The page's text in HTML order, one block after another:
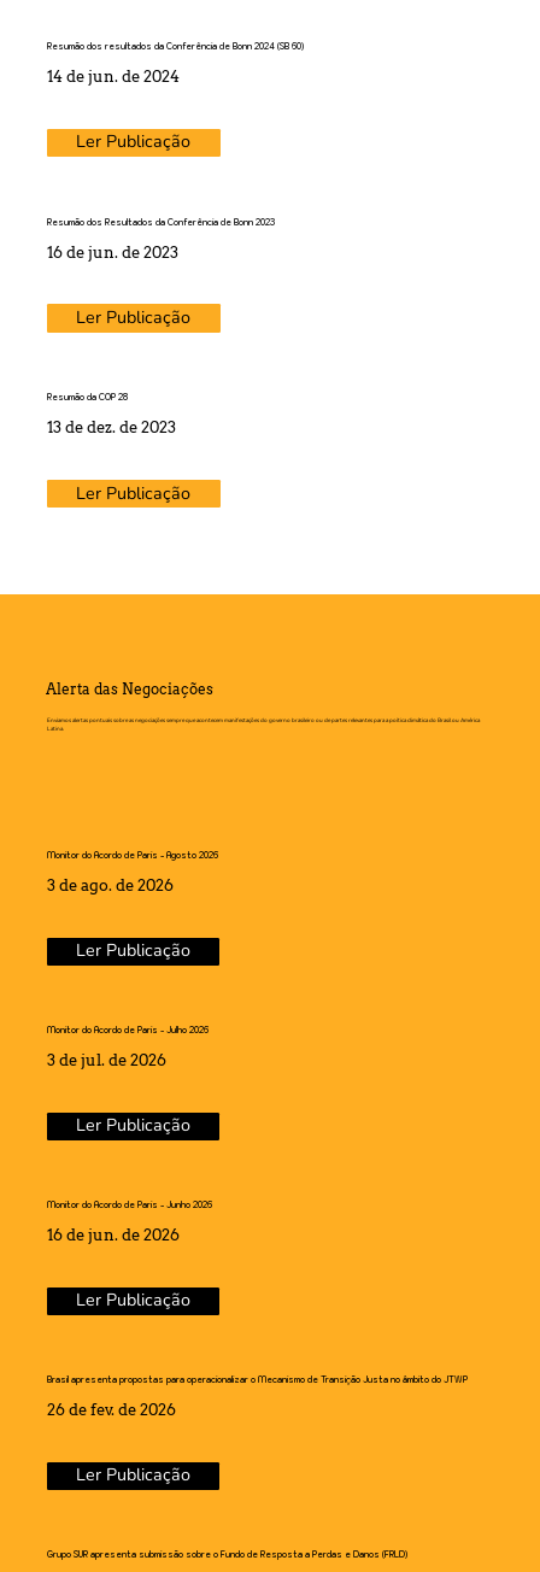
Resumão dos resultados da Conferência de Bonn 2024 (SB 60)
14 de jun. de 2024
Ler Publicação
Resumão dos Resultados da Conferência de Bonn 2023
16 de jun. de 2023
Ler Publicação
Resumão da COP 28
13 de dez. de 2023
Ler Publicação
Alerta das Negociações
Enviamos alertas pontuais sobre as negociações sempre que acontecem manifestações do governo brasileiro ou de partes relevantes para a poítica climática do Brasil ou América
Latina.
Monitor do Acordo de Paris - Agosto 2026
3 de ago. de 2026
Ler Publicação
Monitor do Acordo de Paris - Julho 2026
3 de jul. de 2026
Ler Publicação
Monitor do Acordo de Paris - Junho 2026
16 de jun. de 2026
Ler Publicação
Brasil apresenta propostas para operacionalizar o Mecanismo de Transição Justa no âmbito do JTWP
26 de fev. de 2026
Ler Publicação
Grupo SUR apresenta submissão sobre o Fundo de Resposta a Perdas e Danos (FRLD)